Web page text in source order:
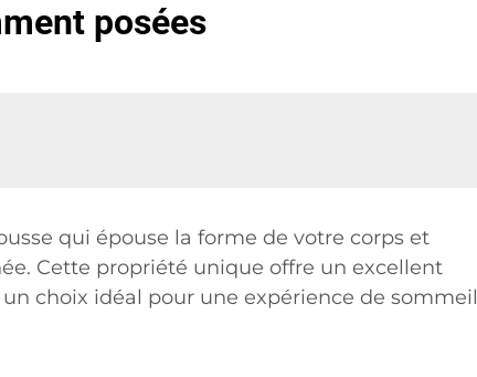
posées
qui épouse la forme de votre corps et
Cette propriété unique offre un excellent
choix idéal pour une expérience de sommeil